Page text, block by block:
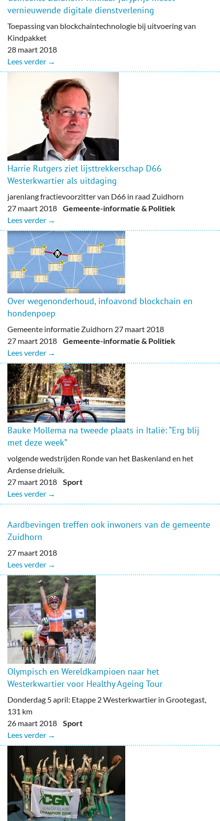
vernieuwende digitale dienstverlening
Toepassing van blockchaintechnologie bij uitvoering van
Kindpakket
28 maart 2018
Lees verder →
Harrie Rutgers ziet lijsttrekkerschap D66
Westerkwartier als uitdaging
jarenlang fractievoorzitter van D66 in raad Zuidhorn
27 maart 2018 Gemeente-informatie & Politiek
Lees verder →
Over wegenonderhoud, infoavond blockchain en
hondenpoep
Gemeente informatie Zuidhorn 27 maart 2018
27 maart 2018 Gemeente-informatie & Politiek
Lees verder →
Bauke Mollema na tweede plaats in Italië: “Erg blij
met deze week”
volgende wedstrijden Ronde van het Baskenland en het
Ardense drieluik.
27 maart 2018 Sport
Lees verder →
Aardbevingen treffen ook inwoners van de gemeente
Zuidhorn
27 maart 2018
Lees verder →
Olympisch en Wereldkampioen naar het
Westerkwartier voor Healthy Ageing Tour
Donderdag 5 april: Etappe 2 Westerkwartier in Grootegast,
131 km
26 maart 2018 Sport
Lees verder →